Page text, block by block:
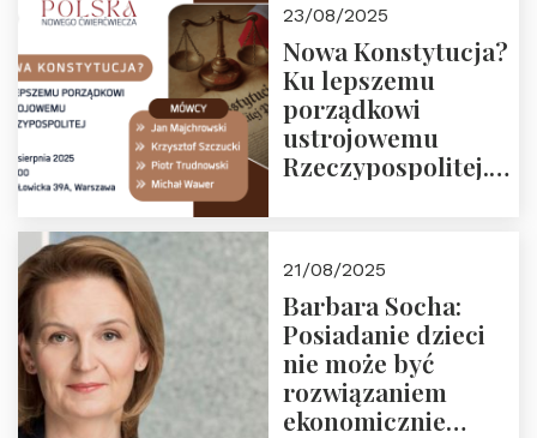
23/08/2025
Nowa Konstytucja?
Ku lepszemu
porządkowi
ustrojowemu
Rzeczypospolitej.
Nowego
Ćwierćwiecza”
21/08/2025
Barbara Socha:
Posiadanie dzieci
nie może być
rozwiązaniem
ekonomicznie